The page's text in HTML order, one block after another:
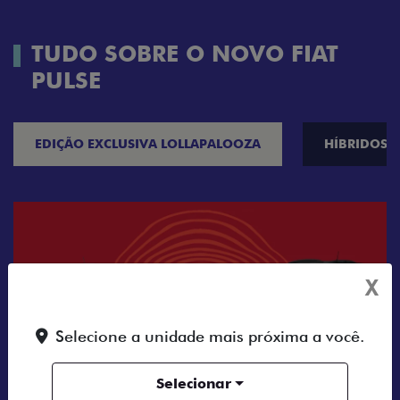
TUDO SOBRE O NOVO FIAT
PULSE
EDIÇÃO EXCLUSIVA LOLLAPALOOZA HÍBRIDOS
X
Selecione a unidade mais próxima a você.
Selecionar